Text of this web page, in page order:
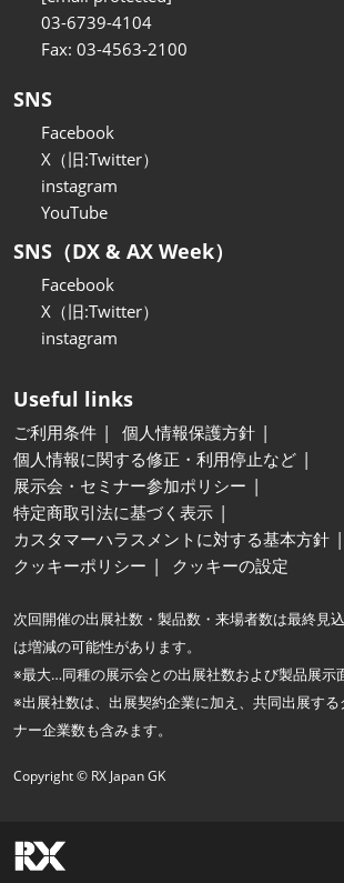
03-6739-4104
Fax: 03-4563-2100
SNS
Facebook
X（旧:Twitter）
instagram
YouTube
SNS（DX & AX Week）
Facebook
X（旧:Twitter）
instagram
Useful links
ご利用条件
個人情報保護方針
個人情報に関する修正・利用停止など
展示会・セミナー参加ポリシー
特定商取引法に基づく表示
カスタマーハラスメントに対する基本方針
クッキーポリシー
クッキーの設定
次回開催の出展社数・製品数・来場者数は最終見
は増減の可能性があります。
※最大…同種の展示会との出展社数および製品展示
※出展社数は、出展契約企業に加え、共同出展する
ナー企業数も含みます。
Copyright © RX Japan GK